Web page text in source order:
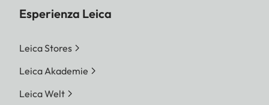
Esperienza Leica
Leica Stores
Leica Akademie
Leica Welt